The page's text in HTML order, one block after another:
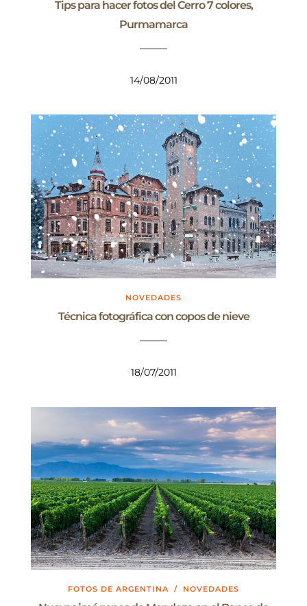
Tips para hacer fotos del Cerro 7 colores,
Purmamarca
14/08/2011
NOVEDADES
Técnica fotográfica con copos de nieve
18/07/2011
FOTOS DE ARGENTINA / NOVEDADES